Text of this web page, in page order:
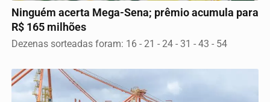
Ninguém acerta Mega-Sena; prêmio acumula para
R$ 165 milhões
Dezenas sorteadas foram: 16 - 21 - 24 - 31 - 43 - 54